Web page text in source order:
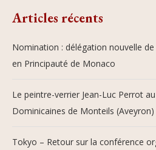
Articles récents
Nomination : délégation nouvelle de
en Principauté de Monaco
Le peintre-verrier Jean-Luc Perrot
Dominicaines de Monteils (Aveyron)
Tokyo – Retour sur la conférence